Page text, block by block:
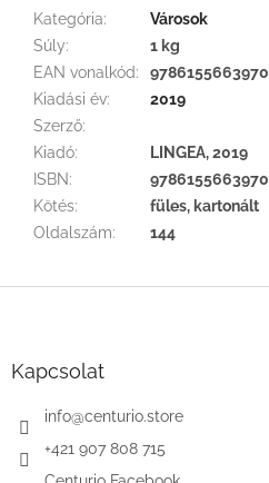
Kategória:
Városok
Súly:
1 kg
EAN vonalkód:
9786155663970
Kiadási év:
2019
Szerző:
Kiadó:
LINGEA, 2019
ISBN:
9786155663970
Kötés:
füles, kartonált
Oldalszám: 144
Kapcsolat
info@centurio.store
+421 907 808 715